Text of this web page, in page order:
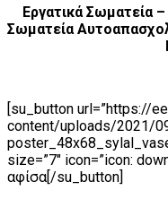
Εργατικά Σωματεία
Σωματεία
[su_button url=”https://
content/uploads/2021/
size=”7″ icon=”icon:
αφίσα[/su_button]